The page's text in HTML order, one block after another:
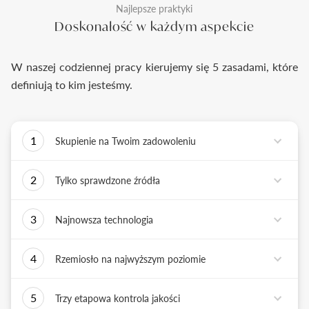
Najlepsze praktyki
Doskonałość w każdym aspekcie
W naszej codziennej pracy kierujemy się 5 zasadami, które
definiują to kim jesteśmy.
1
Skupienie na Twoim zadowoleniu
zadanie - dostarczyć Ci biżuterię i doświadczenie,
2
Tylko sprawdzone źródła
sprawdzonych źródłach pochodzenia i
potwierdzone jest wieloletnią obecnością na rynku.
3
Najnowsza technologia
złotniczego z możliwościami najnowszych
nowatorskich rozwiązań.
4
Rzemiosło na najwyższym poziomie
doskonały. Każdy z naszych złotników, tworzy
5
Trzy etapowa kontrola jakości